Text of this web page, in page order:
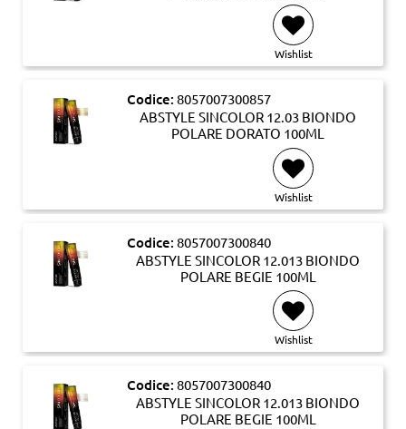
Wishlist
Codice: 8057007300857
ABSTYLE SINCOLOR 12.03 BIONDO
POLARE DORATO 100ML
Wishlist
Codice: 8057007300840
ABSTYLE SINCOLOR 12.013 BIONDO
POLARE BEGIE 100ML
Wishlist
Codice: 8057007300840
ABSTYLE SINCOLOR 12.013 BIONDO
POLARE BEGIE 100ML